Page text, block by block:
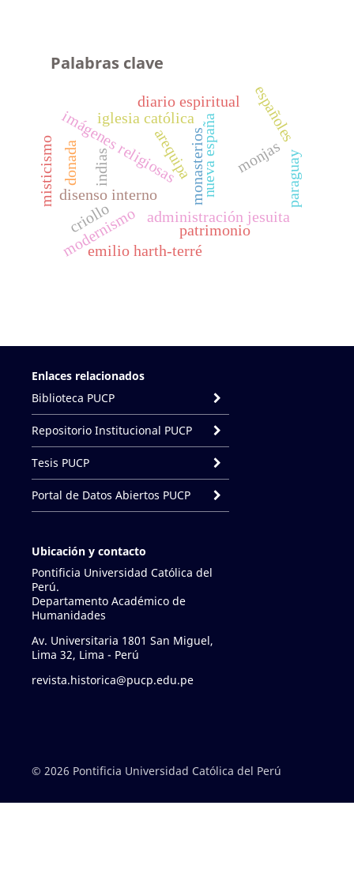
Palabras clave
imágenes religiosasmonasterios monjas
iglesia católica nueva españa
administración jesuita
disenso interno paraguay
modernismo
patrimonio
emilio harth-terré
misticismo donada
diario espiritual
arequipa
indias
criollo
españoles
Enlaces relacionados
Biblioteca PUCP
Repositorio Institucional PUCP
Tesis PUCP
Portal de Datos Abiertos PUCP
Ubicación y contacto
Pontificia Universidad Católica del
Perú.
Departamento Académico de
Humanidades
Av. Universitaria 1801 San Miguel,
Lima 32, Lima - Perú
revista.historica@pucp.edu.pe
© 2026 Pontificia Universidad Católica del Perú